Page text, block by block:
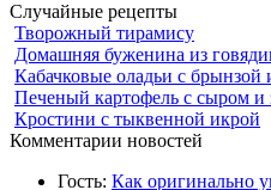
Случайные рецепты
Творожный тирамису
Домашняя буженина из
Кабачковые оладьи с
Печеный картофель с сыром и
Кростини с тыквенной икрой
Комментарии новостей
Гость: Как оригинально